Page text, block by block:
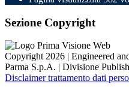
Sezione Copyright
Copyright 2026 | Engineered
Parma S.p.A. | Divisione
Disclaimer trattamento dati